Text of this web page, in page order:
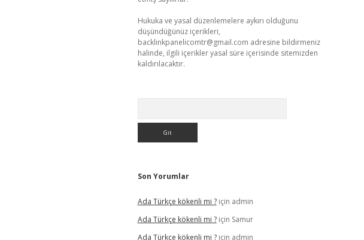
Hukuka ve yasal düzenlemelere aykırı olduğunu
düşündüğünüz içerikleri,
backlinkpanelicomtr@gmail.com adresine bildirmeniz
halinde, ilgili içerikler yasal süre içerisinde sitemizden
kaldırılacaktır.
Son Yorumlar
Ada Türkçe kökenli mi ?için admin
Ada Türkçe kökenli mi ?için Samur
Ada Türkçe kökenli mi ?için admin